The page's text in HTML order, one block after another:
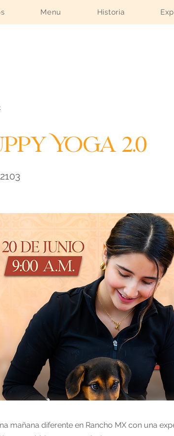
Menu Historia
Yoga 2.0
mañana diferente en Rancho MX con una